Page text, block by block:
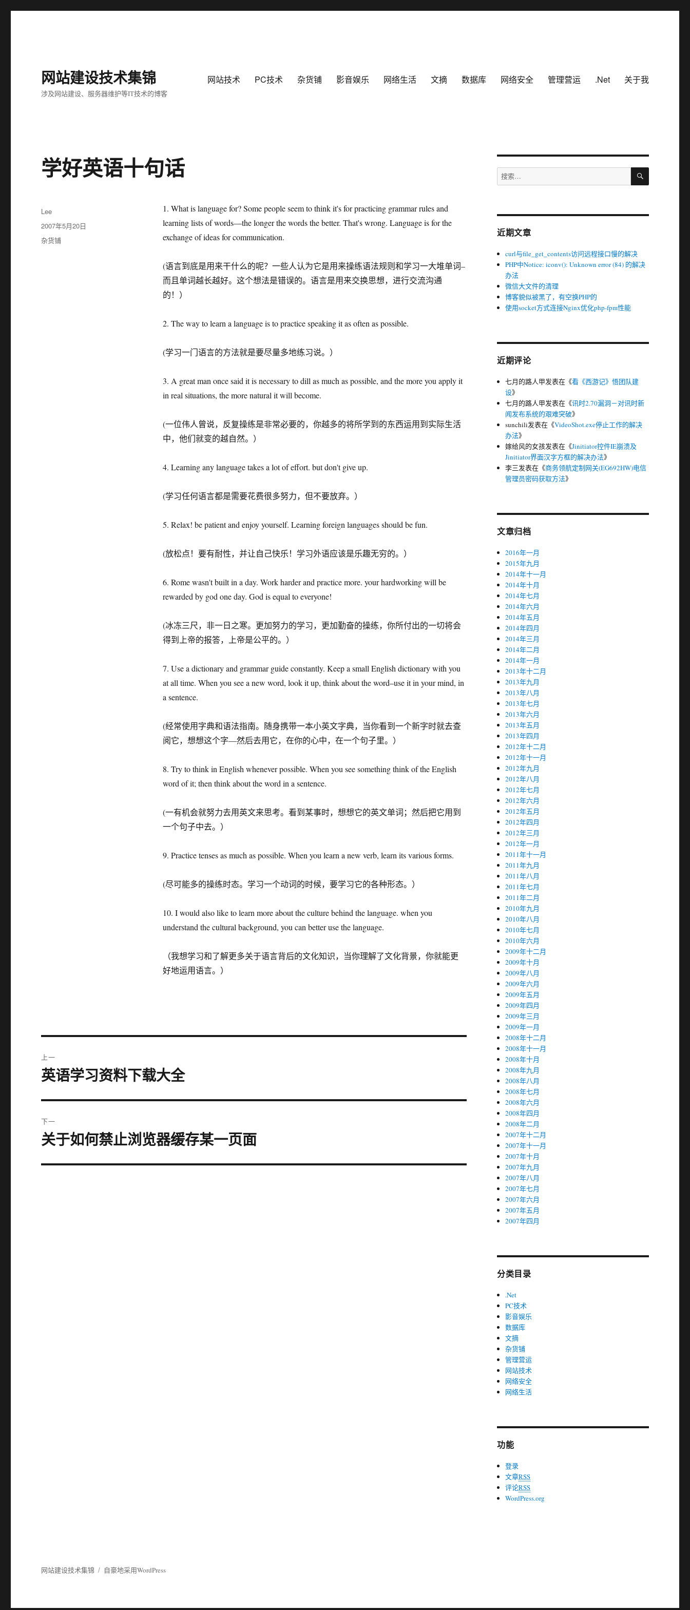
网站建设技术集锦
涉及网站建设、服务器维护等IT技术的博客
网站技术 PC技术 杂货铺 影音娱乐 网络生活 文摘 数据库 网络安全 管理营运 .Net 关于我
学好英语十句话
1. What is language for? Some people seem to think it's for practicing grammar rules and
learning lists of words—the longer the words the better. That's wrong. Language is for the
exchange of ideas for communication.
(语言到底是用来干什么的呢？一些人认为它是用来操练语法规则和学习一大堆单词–
而且单词越长越好。这个想法是错误的。语言是用来交换思想，进行交流沟通
的！）
2. The way to learn a language is to practice speaking it as often as possible.
(学习一门语言的方法就是要尽量多地练习说。）
3. A great man once said it is necessary to dill as much as possible, and the more you apply it
in real situations, the more natural it will become.
(一位伟人曾说，反复操练是非常必要的，你越多的将所学到的东西运用到实际生活
中，他们就变的越自然。）
4. Learning any language takes a lot of effort. but don't give up.
(学习任何语言都是需要花费很多努力，但不要放弃。）
5. Relax! be patient and enjoy yourself. Learning foreign languages should be fun.
(放松点！要有耐性，并让自己快乐！学习外语应该是乐趣无穷的。）
6. Rome wasn't built in a day. Work harder and practice more. your hardworking will be
rewarded by god one day. God is equal to everyone!
(冰冻三尺，非一日之寒。更加努力的学习，更加勤奋的操练，你所付出的一切将会
得到上帝的报答，上帝是公平的。）
7. Use a dictionary and grammar guide constantly. Keep a small English dictionary with you
at all time. When you see a new word, look it up, think about the word–use it in your mind, in
a sentence.
(经常使用字典和语法指南。随身携带一本小英文字典，当你看到一个新字时就去查
阅它，想想这个字—然后去用它，在你的心中，在一个句子里。）
8. Try to think in English whenever possible. When you see something think of the English
word of it; then think about the word in a sentence.
(一有机会就努力去用英文来思考。看到某事时，想想它的英文单词；然后把它用到
一个句子中去。）
9. Practice tenses as much as possible. When you learn a new verb, learn its various forms.
(尽可能多的操练时态。学习一个动词的时候，要学习它的各种形态。）
10. I would also like to learn more about the culture behind the language. when you
understand the cultural background, you can better use the language.
（我想学习和了解更多关于语言背后的文化知识，当你理解了文化背景，你就能更
好地运用语言。）
作
者
Lee
发
布
于
2007年5月20日
分
杂货铺
章
上一
上
文
章：
英语学习资料下载大全
下一
下
文
关于如何禁止浏览器缓存某一页面
搜
索：
搜
近期文章
curl与file_get_contents访问远程接口慢的解决
PHP中Notice: iconv(): Unknown error (84) 的解决
办法
微信大文件的清理
博客貌似被黑了，有空换PHP的
使用socket方式连接Nginx优化php-fpm性能
近期评论
七月的路人甲发表在《看《西游记》悟团队建
设》
七月的路人甲发表在《讯时2.70漏洞－对讯时新
闻发布系统的艰难突破》
sunchili发表在《VideoShot.exe停止工作的解决
办法》
嫁给风的女孩发表在《Jinitiator控件IE崩溃及
Jinitiator界面汉字方框的解决办法》
李三发表在《商务领航定制网关(EG692HW)电信
管理员密码获取方法》
文章归档
2016年一月
2015年九月
2014年十一月
2014年十月
2014年七月
2014年六月
2014年五月
2014年四月
2014年三月
2014年二月
2014年一月
2013年十二月
2013年九月
2013年八月
2013年七月
2013年六月
2013年五月
2013年四月
2012年十二月
2012年十一月
2012年九月
2012年八月
2012年七月
2012年六月
2012年五月
2012年四月
2012年三月
2012年一月
2011年十一月
2011年九月
2011年八月
2011年七月
2011年二月
2010年九月
2010年八月
2010年七月
2010年六月
2009年十二月
2009年十月
2009年八月
2009年六月
2009年五月
2009年四月
2009年三月
2009年一月
2008年十二月
2008年十一月
2008年十月
2008年九月
2008年八月
2008年七月
2008年六月
2008年四月
2008年二月
2007年十二月
2007年十一月
2007年十月
2007年九月
2007年八月
2007年七月
2007年六月
2007年五月
2007年四月
分类目录
.Net
PC技术
影音娱乐
数据库
文摘
杂货铺
管理营运
网站技术
网络安全
网络生活
功能
登录
文章RSS
评论RSS
WordPress.org
网站建设技术集锦 自豪地采用WordPress